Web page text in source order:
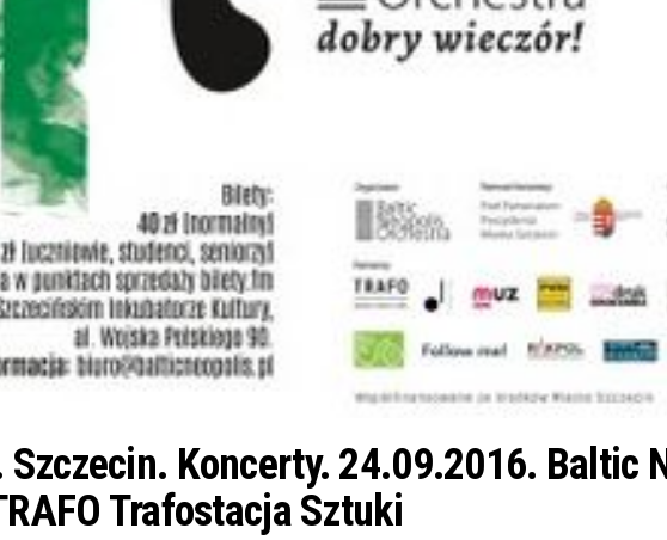
Szczecin. Koncerty. 24.09.2016. Baltic
Trafostacja Sztuki